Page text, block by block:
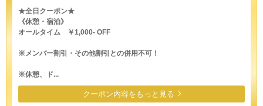
★全日クーポン★
《休憩・宿泊》
オールタイム ￥1,000- OFF
※メンバー割引・その他割引との併用不可！
※休憩、ド...
クーポン内容をもっと見る